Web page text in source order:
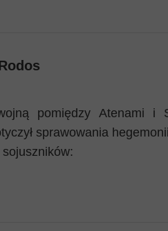
pomiędzy Atenami i
sprawowania